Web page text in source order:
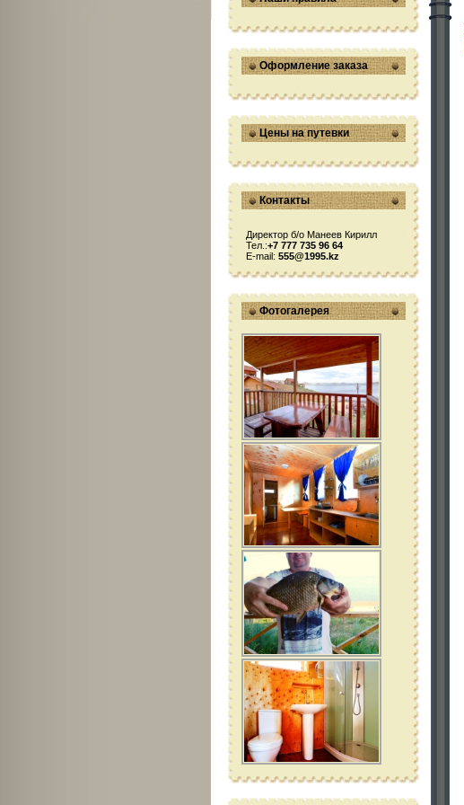
Оформление заказа
Цены на путевки
Контакты
Директор б/о Манеев Кирилл
Тел.:+7 777 735 96 64
E-mail: 555@1995.kz
Фотогалерея